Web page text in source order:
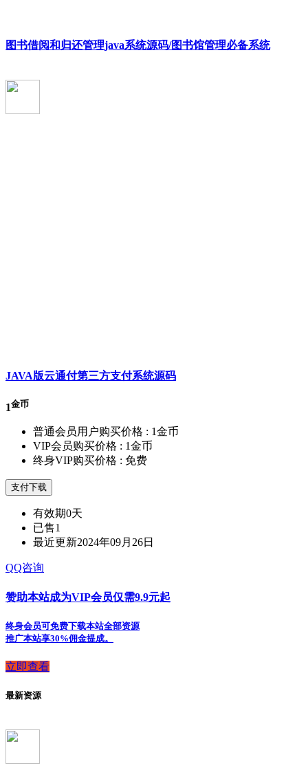
图书借阅和归还管理java系统源码/图书馆管理必备系统
JAVA版云通付第三方支付系统源码
1金币
普通会员用户购买价格 : 1金币
VIP会员购买价格 : 1金币
终身VIP购买价格 : 免费
支付下载
有效期0天
已售1
最近更新2024年09月26日
QQ咨询
赞助本站成为VIP会员仅需9.9元起
终身会员可免费下载本站全部资源
推广本站享30%佣金提成。
立即查看
最新资源